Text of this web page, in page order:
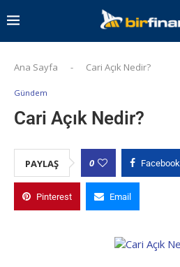
Ana Sayfa - Cari Açık Nedir?
Gündem
Cari Açık Nedir?
PAYLAŞ 0 Facebook
Pinterest Email